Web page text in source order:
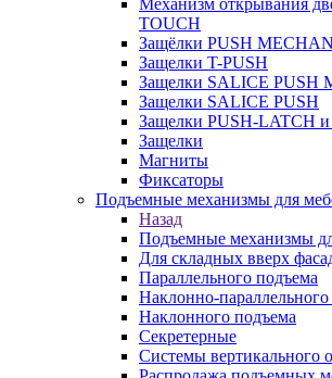
Механизм открывания
TOUCH
Защёлки PUSH
Защелки T-PUSH
Защелки SALICE PUSH
Защелки SALICE PUSH
Защелки PUSH-LATCH
Защелки
Магниты
Фиксаторы
Подъемные механизмы для
Назад
Подъемные механизмы
Для складных вверх
Параллельного подъема
Наклонно-
Наклонного подъема
Секретерные
Системы вертикального